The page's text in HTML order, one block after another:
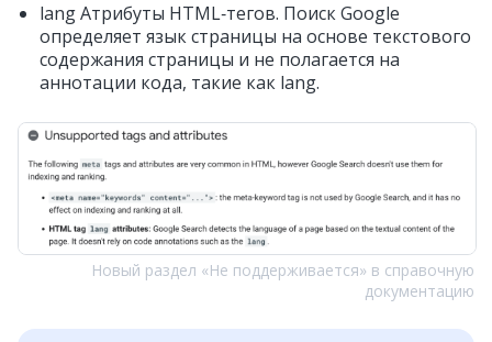
lang Атрибуты HTML‑тегов. Поиск Google
определяет язык страницы на основе текстового
содержания страницы и не полагается на
аннотации кода, такие как lang.
Новый раздел «Не поддерживается» в справочную
документацию